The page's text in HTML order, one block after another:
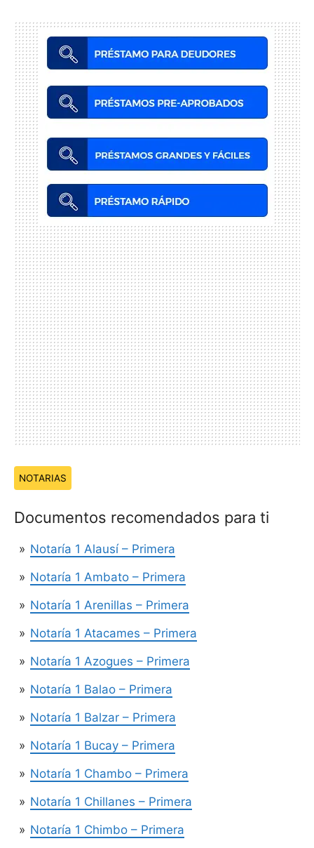
Temas:
NOTARIAS
Documentos recomendados para ti
Notaría 1 Alausí – Primera
Notaría 1 Ambato – Primera
Notaría 1 Arenillas – Primera
Notaría 1 Atacames – Primera
Notaría 1 Azogues – Primera
Notaría 1 Balao – Primera
Notaría 1 Balzar – Primera
Notaría 1 Bucay – Primera
Notaría 1 Chambo – Primera
Notaría 1 Chillanes – Primera
Notaría 1 Chimbo – Primera